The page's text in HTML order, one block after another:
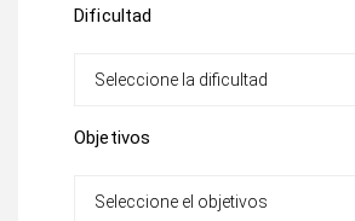
Dificultad
Objetivos